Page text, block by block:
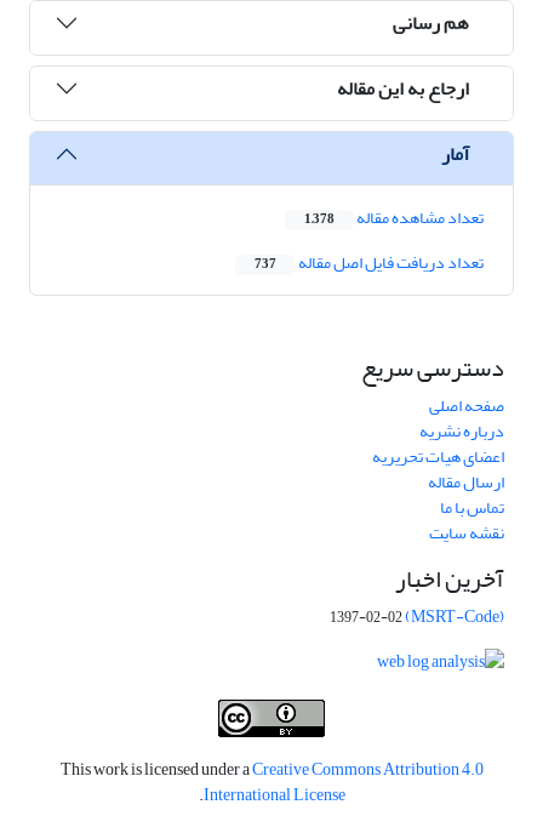
هم رسانی
ارجاع به این مقاله
آمار
تعداد مشاهده مقاله 1,378
تعداد دریافت فایل اصل مقاله 737
دسترسی سریع
صفحه اصلی
درباره نشریه
اعضای هیات تحریریه
ارسال مقاله
تماس با ما
نقشه سایت
آخرین اخبار
(MSRT-Code)
1397-02-02
This work is licensed under aCreative Commons Attribution 4.0
International License
.